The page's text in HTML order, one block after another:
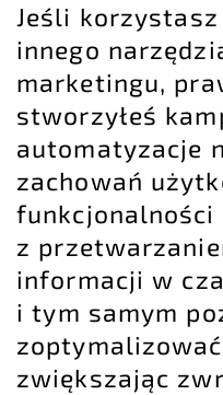
Jeśli
innego
marketingu,
stworzyłeś
automatyzacje
zachowań
funkcjonalności
z
informacji w
i tym samym
zwiększając